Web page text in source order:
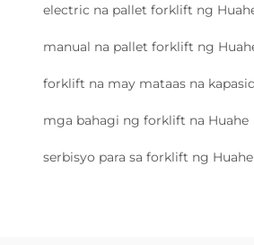
electric na pallet forklift ng
manual na pallet forklift ng
forklift na may mataas na
mga bahagi ng forklift na Huahe
serbisyo para sa forklift ng Huahe